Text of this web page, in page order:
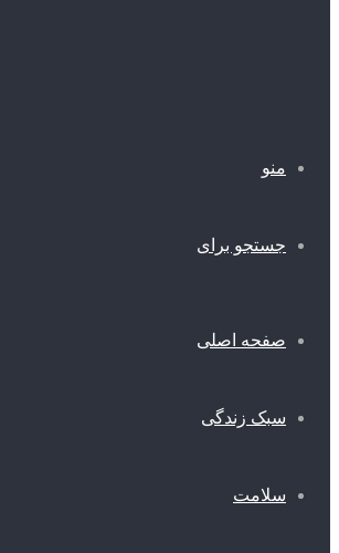
منو
جستجو برای
صفحه اصلی
سبک زندگی
سلامت